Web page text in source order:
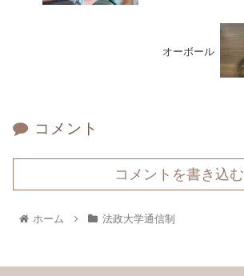
オーボール
コメント
コメントを書き込む
ホーム 法政大学通信制